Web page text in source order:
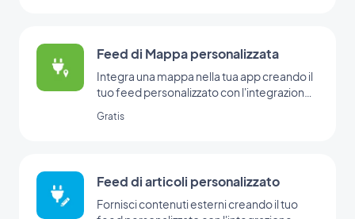
Feed di Mappa personalizzata
Integra una mappa nella tua app creando il
tuo feed personalizzato con l'integrazione
Gratis
Feed di articoli personalizzato
Fornisci contenuti esterni creando il tuo